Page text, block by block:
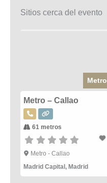
Sitios cerca del evento
Metro
Metro – Callao
61 metros
Metro - Callao
Madrid Capital, Madrid